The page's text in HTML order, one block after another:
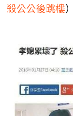
殺公公後跳樓）